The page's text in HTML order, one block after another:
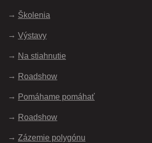
Školenia
Výstavy
Na stiahnutie
Roadshow
Pomáhame pomáhať
Roadshow
Zázemie polygónu